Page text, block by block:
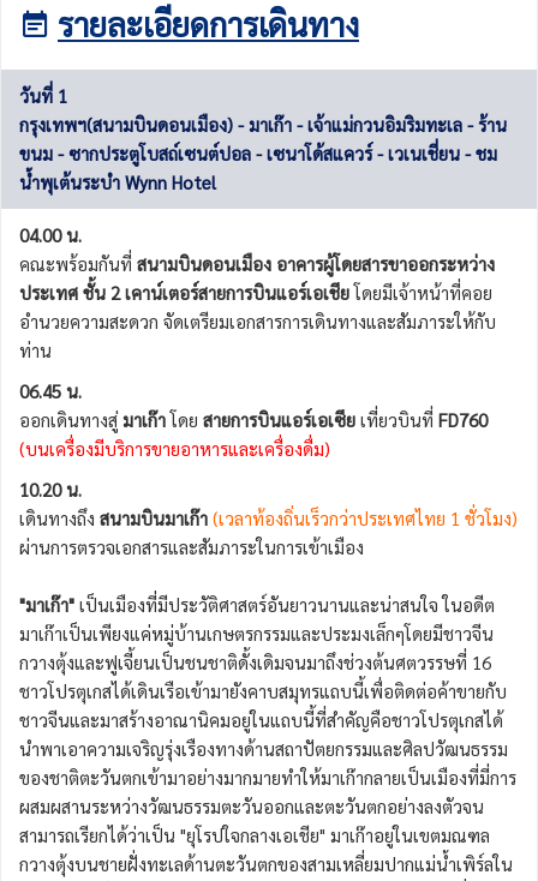
รายละเอียดการเดินทาง
วันที่ 1
กรุงเทพฯ(สนามบินดอนเมือง) - มาเก๊า - เจ้าแม่กวนอิมริมทะเล - ร้าน
ขนม - ซากประตูโบสถ์เซนต์ปอล - เซนาโด้สแควร์ - เวเนเชี่ยน - ชม
น้ำพุเต้นระบำ Wynn Hotel
04.00 น.
คณะพร้อมกันที่ สนามบินดอนเมือง อาคารผู้โดยสารขาออกระหว่าง
ประเทศ ชั้น 2 เคาน์เตอร์สายการบินแอร์เอเชียโดยมีเจ้าหน้าที่คอย
อำนวยความสะดวก จัดเตรียมเอกสารการเดินทางและสัมภาระให้กับ
ท่าน
06.45 น.
ออกเดินทางสู่ มาเก๊าโดย สายการบินแอร์เอเซีย เที่ยวบินที่ FD760
(บนเครื่องมีบริการขายอาหารและเครื่องดื่ม)
10.20 น.
เดินทางถึง สนามบินมาเก๊า (เวลาท้องถิ่นเร็วกว่าประเทศไทย 1 ชั่วโมง)
ผ่านการตรวจเอกสารและสัมภาระในการเข้าเมือง
"มาเก๊า" เป็นเมืองที่มีประวัติศาสตร์อันยาวนานและน่าสนใจ ในอดีต
มาเก๊าเป็นเพียงแค่หมู่บ้านเกษตรกรรมและประมงเล็กๆโดยมีชาวจีน
กวางตุ้งและฟูเจี้ยนเป็นชนชาติดั้งเดิมจนมาถึงช่วงต้นศตวรรษที่ 16
ชาวโปรตุเกสได้เดินเรือเข้ามายังคาบสมุทรแถบนี้เพื่อติดต่อค้าขายกับ
ชาวจีนและมาสร้างอาณานิคมอยู่ในแถบนี้ที่สำคัญคือชาวโปรตุเกสได้
นำพาเอาความเจริญรุ่งเรืองทางด้านสถาปัตยกรรมและศิลปวัฒนธรรม
ของชาติตะวันตกเข้ามาอย่างมากมายทำให้มาเก๊ากลายเป็นเมืองที่มี่การ
ผสมผสานระหว่างวัฒนธรรมตะวันออกและตะวันตกอย่างลงตัวจน
สามารถเรียกได้ว่าเป็น "ยุโรปใจกลางเอเชีย" มาเก๊าอยู่ในเขตมณฑล
กวางตุ้งบนชายฝั่งทะเลด้านตะวันตกของสามเหลี่ยมปากแม่น้ำเพิร์ลใน